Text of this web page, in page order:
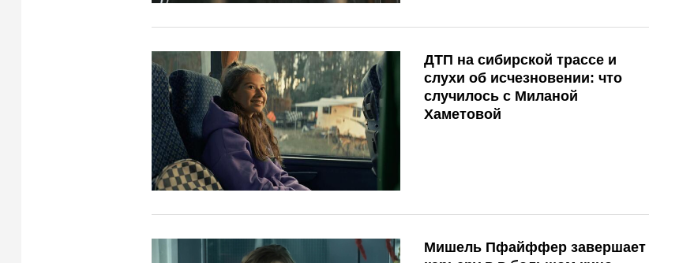
ДТП на сибирской трассе и
слухи об исчезновении: что
случилось с Миланой
Хаметовой
Мишель Пфайффер завершает